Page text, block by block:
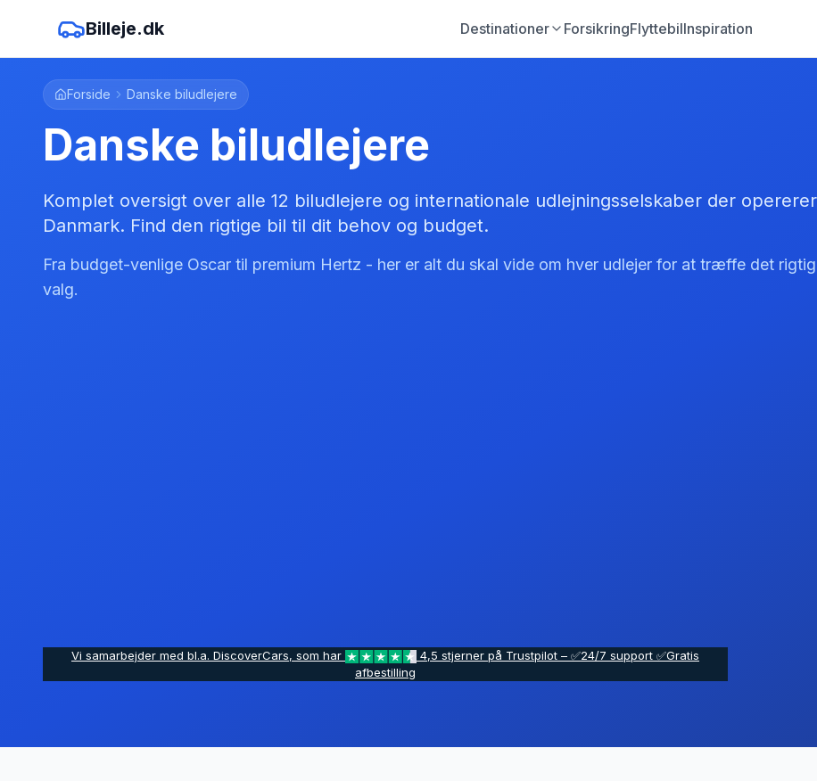
Billeje.dk Destinationer ForsikringFlyttebilInspiration
Forside Danske biludlejere
Danske biludlejere
Komplet oversigt over alle 12 biludlejere og internationale udlejningsselskaber der
Danmark. Find den rigtige bil til dit behov og budget.
Fra budget-venlige Oscar til premium Hertz - her er alt du skal vide om hver udlejer for at træffe det
valg.
Vi samarbejder med bl.a. DiscoverCars, som har
4,5 stjerner på Trustpilot – ✅24/7 support ✅Gratis
afbestilling